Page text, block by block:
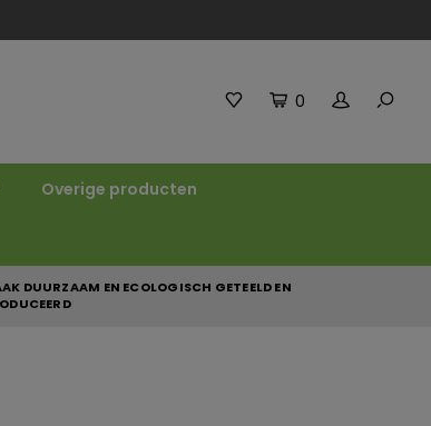
0
Overige producten
DUURZAAM EN ECOLOGISCH GETEELD EN